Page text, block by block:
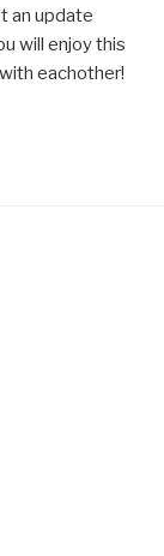
an update
will enjoy this
eachother!